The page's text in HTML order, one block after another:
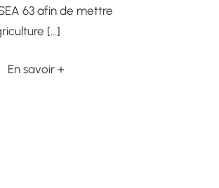
63 afin de mettre
[…]
En savoir +